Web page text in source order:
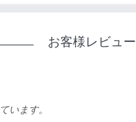
お客様レビュー
います。